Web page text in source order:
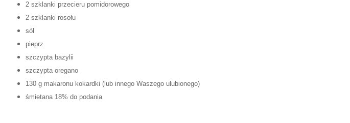
2 szklanki przecieru pomidorowego
2 szklanki rosołu
sól
pieprz
szczypta bazylii
szczypta oregano
130 g makaronu kokardki (lub innego Waszego ulubionego)
śmietana 18% do podania